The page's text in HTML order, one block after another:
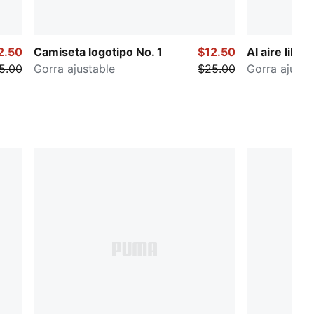
Camiseta logotipo No. 1
Gorra ajustable
$12.50
$25.00
Al aire libre
Gorra